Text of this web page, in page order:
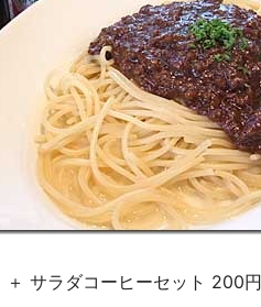
サラダコーヒーセット 200円